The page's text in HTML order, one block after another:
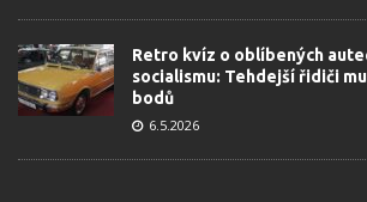
Retro kvíz o oblíbených
socialismu: Tehdejší řidiči
bodů
6.5.2026